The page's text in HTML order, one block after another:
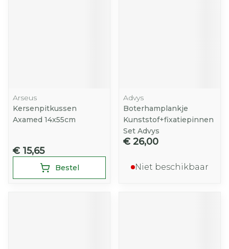
Arseus
Kersenpitkussen
Axamed 14x55cm
€ 15,65
Bestel
Advys
Boterhamplankje
Kunststof+fixatiepinnen
Set Advys
€ 26,00
Niet beschikbaar